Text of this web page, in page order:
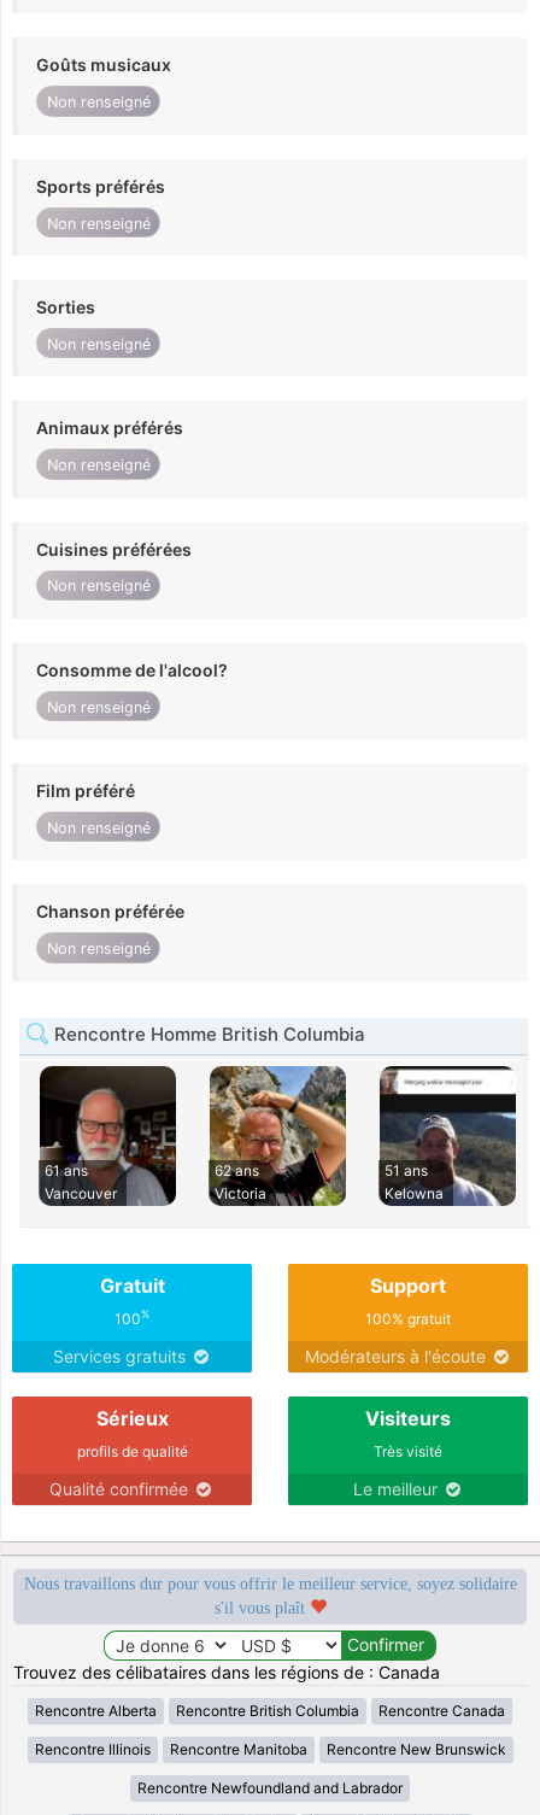
Goûts musicaux
Non renseigné
Sports préférés
Non renseigné
Sorties
Non renseigné
Animaux préférés
Non renseigné
Cuisines préférées
Non renseigné
Consomme de l'alcool?
Non renseigné
Film préféré
Non renseigné
Chanson préférée
Non renseigné
Rencontre Homme British Columbia
61 ans
Vancouver
62 ans
Victoria
51 ans
Kelowna
Gratuit
100%
Services gratuits
Support
100% gratuit
Modérateurs à l'écoute
Sérieux
profils de qualité
Qualité confirmée
Visiteurs
Très visité
Le meilleur
Nous travaillons dur pour vous offrir le meilleur service, soyez solidaire
s'il vous plaît
Trouvez des célibataires dans les régions de : Canada
Rencontre Alberta Rencontre British Columbia Rencontre Canada
Rencontre Illinois Rencontre Manitoba Rencontre New Brunswick
Rencontre Newfoundland and Labrador